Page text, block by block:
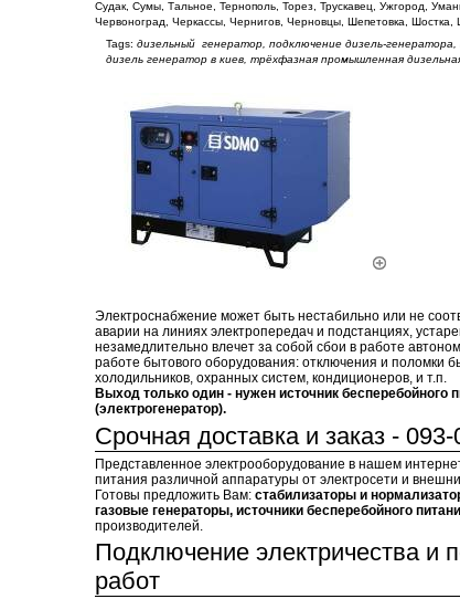
Судак, Сумы, Тальное, Тернополь, Торез, Трускавец, Ужгород,
Червоноград, Черкассы, Чернигов, Черновцы, Шепетовка,
Tags:дизельный генератор, подключение дизель-
дизель генератор в киев, трёхфазная промышленная
Электроснабжение может быть нестабильно или не
аварии на линиях электропередач и подстанциях,
незамедлительно влечет за собой сбои в работе
работе бытового оборудования: отключения и поломки
холодильников, охранных систем, кондиционеров, и т.п.
Выход только один - нужен источник бесперебойного
(электрогенератор).
Срочная доставка и заказ -
Представленное электрооборудование в нашем
питания различной аппаратуры от электросети и
Готовы предложить Вам:стабилизаторы и
газовые генераторы, источники бесперебойного
производителей.
Подключение электричества и
работ